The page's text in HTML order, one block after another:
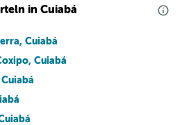
in Cuiabá
Cuiabá
Cuiabá